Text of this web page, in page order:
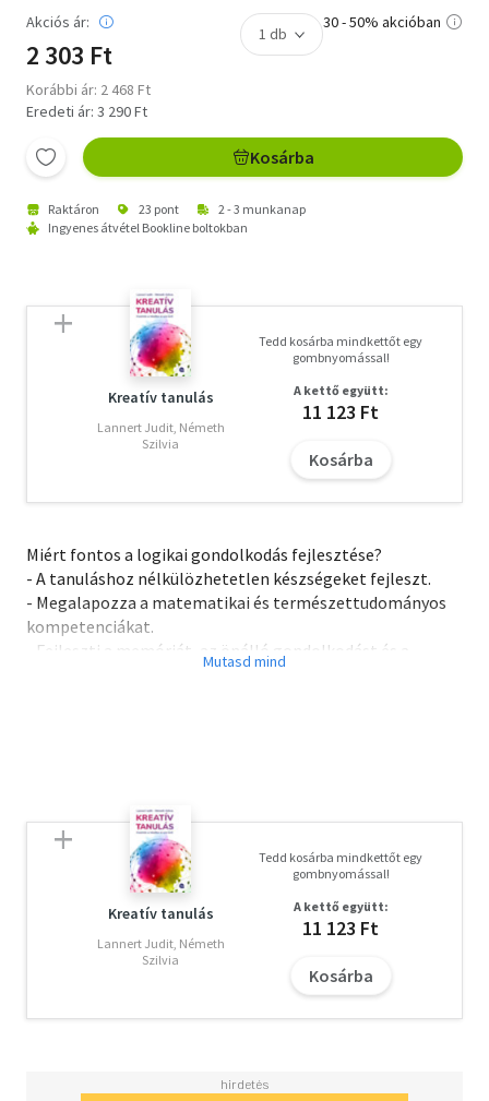
Akciós ár:
2 303 Ft
Korábbi ár: 2 468 Ft
Eredeti ár: 3 290 Ft
30 - 50% akcióban
Kosárba
Raktáron 23 pont
2 - 3 munkanap
Ingyenes átvétel Bookline boltokban
Kreatív tanulás
Lannert Judit, Németh
Szilvia
Tedd kosárba mindkettőt egy
gombnyomással!
A kettő együtt:
11 123 Ft
Kosárba
Miért fontos a logikai gondolkodás fejlesztése?
- A tanuláshoz nélkülözhetetlen készségeket fejleszt.
- Megalapozza a matematikai és természettudományos
kompetenciákat.
- Fejleszti a memóriát, az önálló gondolkodást és a
Hatékony és szórakoztató segítség, mert
- célzottan fejleszti a logikai készséget,
- játékosságával folyamatosan fenntartja a motivációt,
- életkori sajátosságokat figyelembe vevő feladatokat
tartalmaz,
- differenciáláshoz is kitűnően használható.
Kreatív tanulás
Lannert Judit, Németh
Szilvia
Tedd kosárba mindkettőt egy
gombnyomással!
A kettő együtt:
11 123 Ft
Kosárba